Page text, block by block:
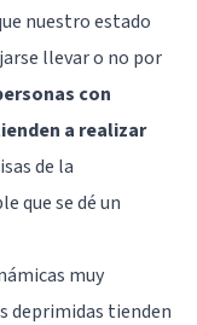
nuestro estado
llevar o no por
con
a realizar
de la
que se dé un
muy
deprimidas tienden